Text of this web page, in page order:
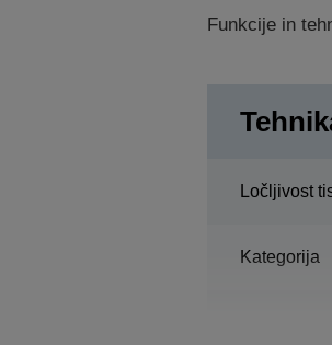
Funkcije in
Ločljivost
Kategorija